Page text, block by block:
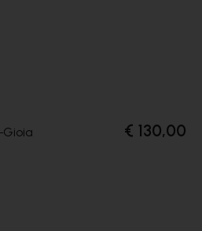
Gioia € 130,00